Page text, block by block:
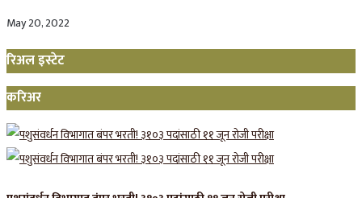
May 20, 2022
रिअल इस्टेट
करिअर